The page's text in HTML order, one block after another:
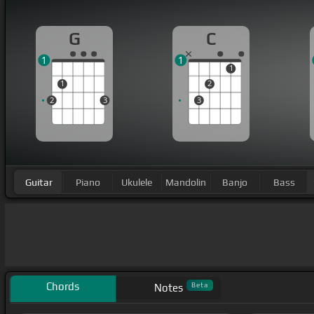
G
2
1
3
1
C
3
2
1
1
Guitar Piano Ukulele Mandolin Banjo Bass
Chords Notes Beta